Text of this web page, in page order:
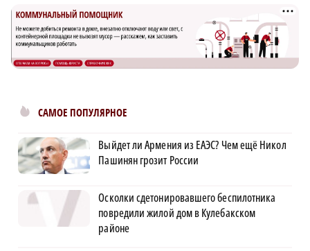
САМОЕ ПОПУЛЯРНОЕ
Выйдет ли Армения из ЕАЭС? Чем ещё Никол
Пашинян грозит России
Осколки сдетонировавшего беспилотника
повредили жилой дом в Кулебакском
районе